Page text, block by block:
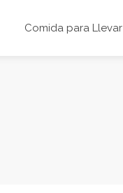
Comida para Llevar